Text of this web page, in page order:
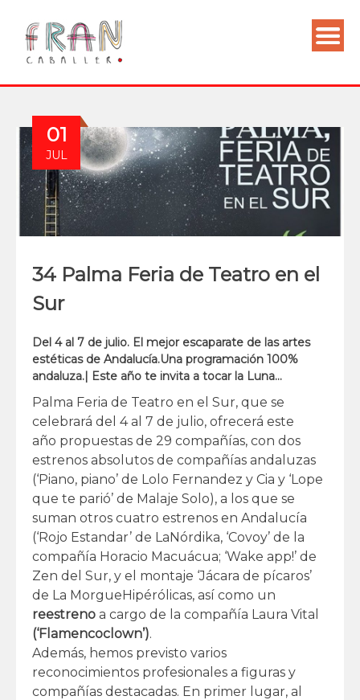
01
JUL
34 Palma Feria de Teatro en el
Sur
Del 4 al 7 de julio. El mejor escaparate de las artes
estéticas de Andalucía.Una programación 100%
andaluza.| Este año te invita a tocar la Luna…
Palma Feria de Teatro en el Sur, que se
celebrará del 4 al 7 de julio, ofrecerá este
año propuestas de 29 compañías, con dos
estrenos absolutos de compañías andaluzas
(‘Piano, piano’ de Lolo Fernandez y Cia y ‘Lope
que te parió’ de Malaje Solo), a los que se
suman otros cuatro estrenos en Andalucía
(‘Rojo Estandar’ de LaNórdika, ‘Covoy’ de la
compañía Horacio Macuácua; ‘Wake app!’ de
Zen del Sur, y el montaje ‘Jácara de pícaros’
de La MorgueHipérólicas, así como un
reestreno a cargo de la compañía Laura Vital
(‘Flamencoclown’).
Además, hemos previsto varios
reconocimientos profesionales a figuras y
compañías destacadas. En primer lugar, al